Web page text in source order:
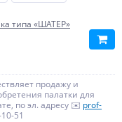
типа «ШАТЕР»
продажу и
палатки для
по эл. адресу ✉️ prof-
51